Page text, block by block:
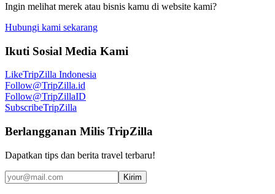
Ingin melihat merek atau bisnis kamu di website kami?
Hubungi kami sekarang
Ikuti Sosial Media Kami
LikeTripZilla Indonesia
Follow@TripZilla.id
Follow@TripZillaID
SubscribeTripZilla
Berlangganan Milis TripZilla
Dapatkan tips dan berita travel terbaru!
Kirim